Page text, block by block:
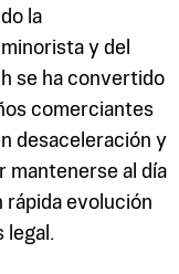
la
y del
se ha convertido
comerciantes
desaceleración y
mantenerse al día
rápida evolución
legal.